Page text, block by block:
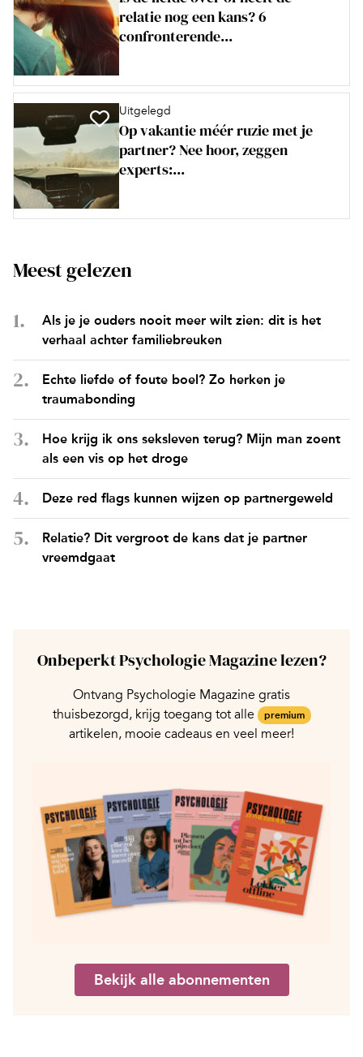
relatie nog een kans? 6
confronterende...
Uitgelegd
Op vakantie méér ruzie met je
partner? Nee hoor, zeggen
experts:...
Meest gelezen
Als je je ouders nooit meer wilt zien: dit is het
verhaal achter familiebreuken
Echte liefde of foute boel? Zo herken je
traumabonding
Hoe krijg ik ons seksleven terug? Mijn man zoent
als een vis op het droge
Deze red flags kunnen wijzen op partnergeweld
Relatie? Dit vergroot de kans dat je partner
vreemdgaat
Onbeperkt Psychologie Magazine lezen?
Ontvang Psychologie Magazine gratis
thuisbezorgd, krijg toegang tot alle
premium
artikelen, mooie cadeaus en veel meer!
Bekijk alle abonnementen